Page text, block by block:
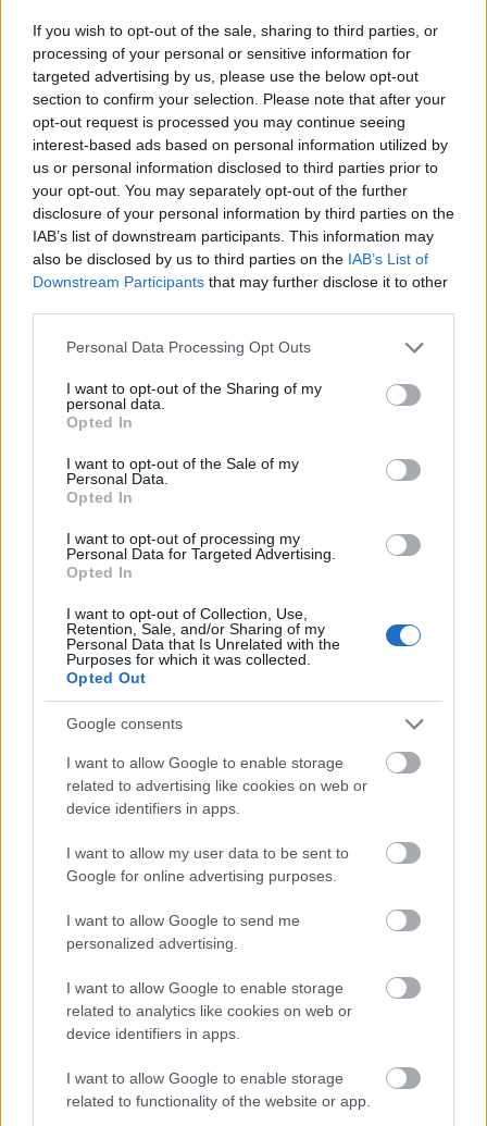
If you wish to opt-out of the sale, sharing to third parties, or
processing of your personal or sensitive information for
targeted advertising by us, please use the below opt-out
section to confirm your selection. Please note that after your
opt-out request is processed you may continue seeing
interest-based ads based on personal information utilized by
us or personal information disclosed to third parties prior to
your opt-out. You may separately opt-out of the further
disclosure of your personal information by third parties on the
IAB’s list of downstream participants. This information may
also be disclosed by us to third parties on the IAB’s List of
Downstream Participants that may further disclose it to other
Please note that this website/app uses one or more Google
not limited to your visit or usage behaviour. You may click to
grant or deny consent to Google and its third-party tags to
use your data for below specified purposes in below Google
consent section.
Personal Data Processing Opt Outs
I want to opt-out of the Sharing of my
personal data.
Opted In
I want to opt-out of the Sale of my
Personal Data.
Opted In
I want to opt-out of processing my
Personal Data for Targeted Advertising.
Opted In
I want to opt-out of Collection, Use,
Retention, Sale, and/or Sharing of my
Personal Data that Is Unrelated with the
Purposes for which it was collected.
Opted Out
Google consents
I want to allow Google to enable storage
related to advertising like cookies on web or
device identifiers in apps.
I want to allow my user data to be sent to
Google for online advertising purposes.
I want to allow Google to send me
personalized advertising.
I want to allow Google to enable storage
related to analytics like cookies on web or
device identifiers in apps.
I want to allow Google to enable storage
related to functionality of the website or app.
Η πανέμορφη παραλία Παπά Νερό στο Πήλιο είναι
από τις πιο διάσημες παραλίες . Η πεντακάθαρη
αμμουδερή παραλία της με τη χρυσαφένια άμμο, τα
γαλάζια αιγαιοπελαγίτικα νερά και το καταπράσινο
βουνό που την περιβάλλει την κάνουν να μοιάζει με
Η παραλία είναι οργανωμένη καθώς διαθέτει